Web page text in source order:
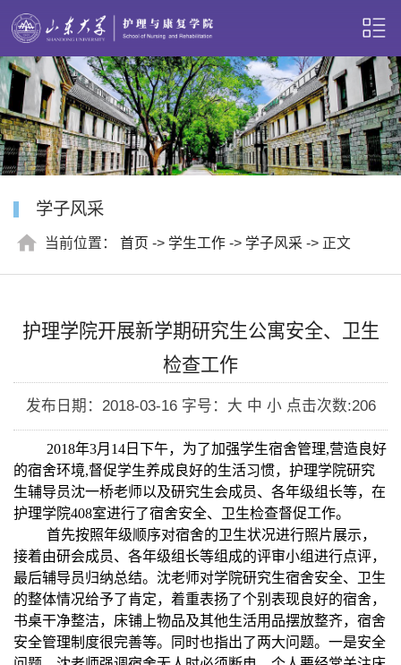
学子风采
当前位置： 首页 -> 学生工作 -> 学子风采 -> 正文
护理学院开展新学期研究生公寓安全、卫生
检查工作
发布日期：2018-03-16 字号：大 中 小 点击次数:206
2018年3月 14 日下午，为了加强学生宿舍管理,营造良好
的宿舍环境,督促学生养成良好的生活习惯，护理学院研究
生辅导员沈一桥老师以及研究生会成员、各年级组长等，在
护理学院408室进行了宿舍安全、卫生检查督促工作。
首先按照年级顺序对宿舍的卫生状况进行照片展示，
接着由研会成员、各年级组长等组成的评审小组进行点评，
最后辅导员归纳总结。沈老师对学院研究生宿舍安全、卫生
的整体情况给予了肯定，着重表扬了个别表现良好的宿舍，
书桌干净整洁，床铺上物品及其他生活用品摆放整齐， 宿舍
安全管理制度很完善等。同时也指出了两大问题。一是安全